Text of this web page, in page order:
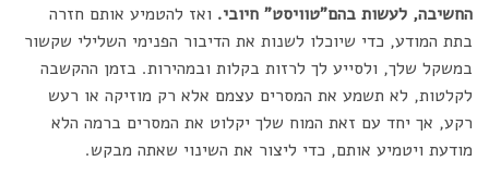
החשיבה, לעשות בהם"טוויסט" חיובי. ואז להטמיע אותם חזרה
בתת המודע, כדי שיוכלו לשנות את הדיבור הפנימי השלילי שקשור
במשקל שלך, ולסייע לך לרזות בקלות ובמהירות. בזמן ההקשבה
לקלטות, לא תשמע את המסרים עצמם אלא רק מוזיקה או רעש
רקע, אך יחד עם זאת המוח שלך יקלוט את המסרים ברמה הלא
מודעת ויטמיע אותם, כדי ליצור את השינוי שאתה מבקש.